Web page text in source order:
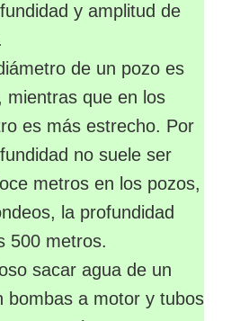
y amplitud de
de un pozo es
mientras que en los
es más estrecho. Por
no suele ser
metros en los pozos,
la profundidad
500 metros.
sacar agua de un
bombas a motor y tubos